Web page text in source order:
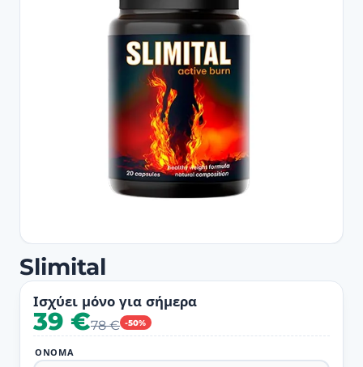
Slimital
Ισχύει μόνο για σήμερα
-50%
39 €78 €
ΌΝΟΜΑ